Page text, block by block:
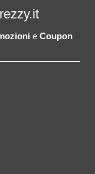
e Coupon